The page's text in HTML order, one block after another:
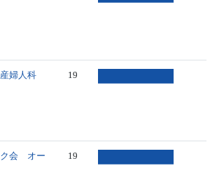
婦人科 19
会 オー
19